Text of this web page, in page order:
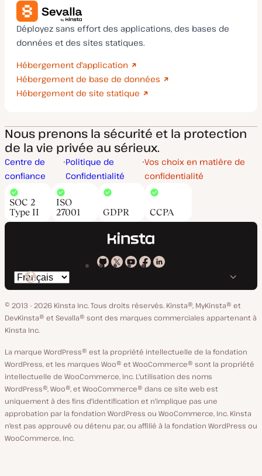
Déployez sans effort des applications, des bases de
données et des sites statiques.
Hébergement d'application
Hébergement de base de données
Hébergement de site statique
Nous prenons la sécurité et la protection
de la vie privée au sérieux.
Centre de
confiance
Politique de
Confidentialité
Vos choix en matière de
confidentialité
SOC 2
Type II
ISO
27001
GDPR CCPA
Kinsta
GitHub
Kinsta
X
Kinsta
YouTube
Kinsta
Facebook
Kinsta
LinkedIn
Changer
de
langue
© 2013 - 2026 Kinsta Inc. Tous droits réservés. Kinsta®, MyKinsta® et
DevKinsta® et Sevalla® sont des marques commerciales appartenant à
Kinsta Inc.
La marque WordPress® est la propriété intellectuelle de la fondation
WordPress, et les marques Woo® et WooCommerce® sont la propriété
intellectuelle de WooCommerce, Inc. L'utilisation des noms
WordPress®, Woo®, et WooCommerce® dans ce site web est
uniquement à des fins d'identification et n'implique pas une
approbation par la fondation WordPress ou WooCommerce, Inc. Kinsta
n'est pas approuvé ou détenu par, ou affilié à la fondation WordPress ou
WooCommerce, Inc.